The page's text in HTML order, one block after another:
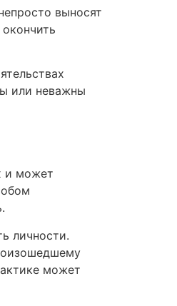
выносят
или неважны
и может
личности.
может